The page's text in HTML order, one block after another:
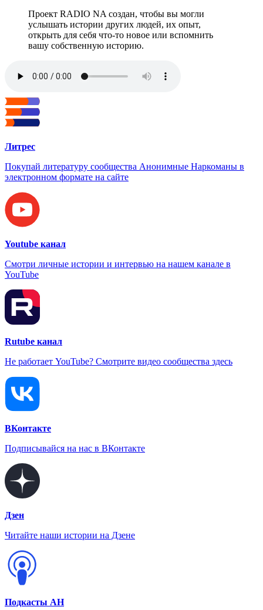
Проект RADIO NA создан, чтобы вы могли
услышать истории других людей, их опыт,
открыть для себя что-то новое или вспомнить
вашу собственную историю.
Литрес
Покупай литературу сообщества Анонимные Наркоманы в
электронном формате на сайте
Youtube канал
Смотри личные истории и интервью на нашем канале в
YouTube
Rutube канал
Не работает YouTube? Смотрите видео сообщества здесь
ВКонтакте
Подписывайся на нас в ВКонтакте
Дзен
Читайте наши истории на Дзене
Подкасты АН